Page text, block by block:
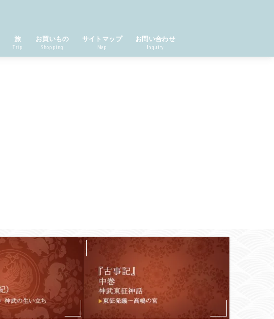
旅
Trip
お買いもの
Shopping
サイトマップ
Map
お問い合わせ
Inquiry